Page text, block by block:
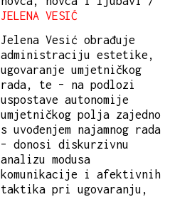
JELENA VESIĆ
Jelena Vesić obrađuje
administraciju estetike,
ugovaranje umjetničkog
rada, te – na podlozi
uspostave autonomije
umjetničkog polja zajedno
s uvođenjem najamnog rada
– donosi diskurzivnu
analizu modusa
komunikacije i afektivnih
taktika pri ugovaranju,